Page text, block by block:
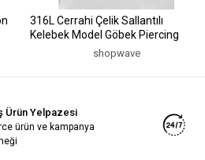
316L Cerrahi Çelik Sallantılı
Kelebek Model Göbek Piercing
shopwave
Ürün Yelpazesi
ürün ve kampanya